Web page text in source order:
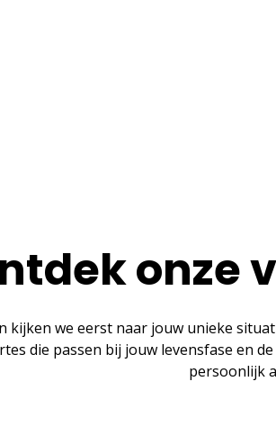
onze
kijken we eerst naar jouw unieke
die passen bij jouw levensfase en
persoonlijk